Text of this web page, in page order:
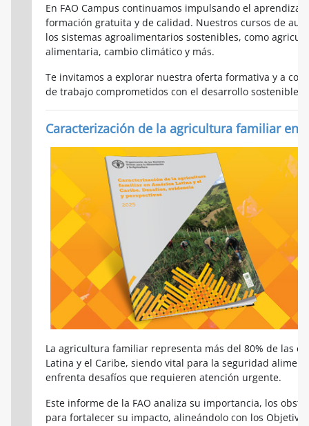
En FAO Campus continuamos impulsando el
formación gratuita y de calidad. Nuestros cursos de
los sistemas agroalimentarios sostenibles, como
alimentaria, cambio climático y más.
Te invitamos a explorar nuestra oferta formativa y a
de trabajo comprometidos con el desarrollo sostenible
Caracterización de la agricultura familiar en
La agricultura familiar representa más del 80% de las
Latina y el Caribe, siendo vital para la seguridad
enfrenta desafíos que requieren atención urgente.
Este informe de la FAO analiza su importancia, los
para fortalecer su impacto, alineándolo con los